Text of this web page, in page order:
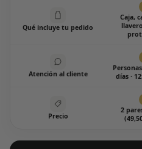
Qué incluye tu pedido
Caja,
Atención al cliente
días ·
Precio
2